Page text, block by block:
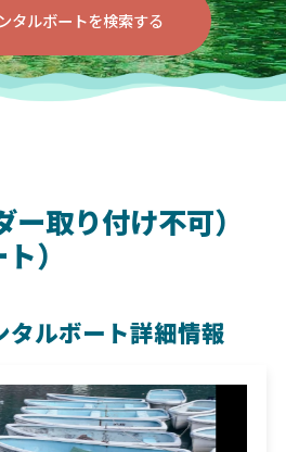
タルボートを検索する
取り付け不可）
）
ルボート詳細情報